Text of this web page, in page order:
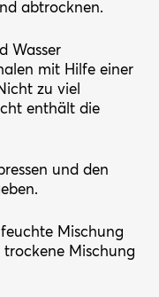
abtrocknen.
Wasser
mit Hilfe einer
zu viel
enthält die
und den
Mischung
Mischung